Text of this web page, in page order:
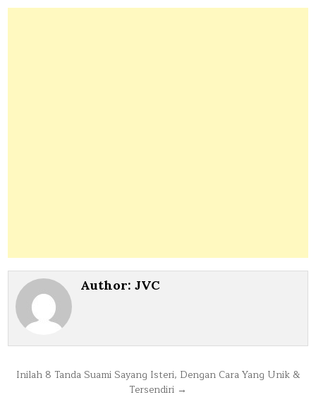
Author:JVC
Post
Inilah 8 Tanda Suami Sayang Isteri, Dengan Cara Yang Unik &
Tersendiri →